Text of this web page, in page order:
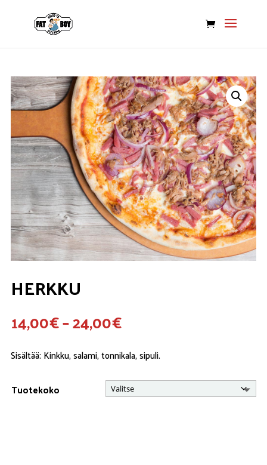
HERKKU
14,00€–24,00€Hintaluokka:
14,00€
-
24,00€
Sisältää: Kinkku, salami, tonnikala, sipuli.
Tuotekoko